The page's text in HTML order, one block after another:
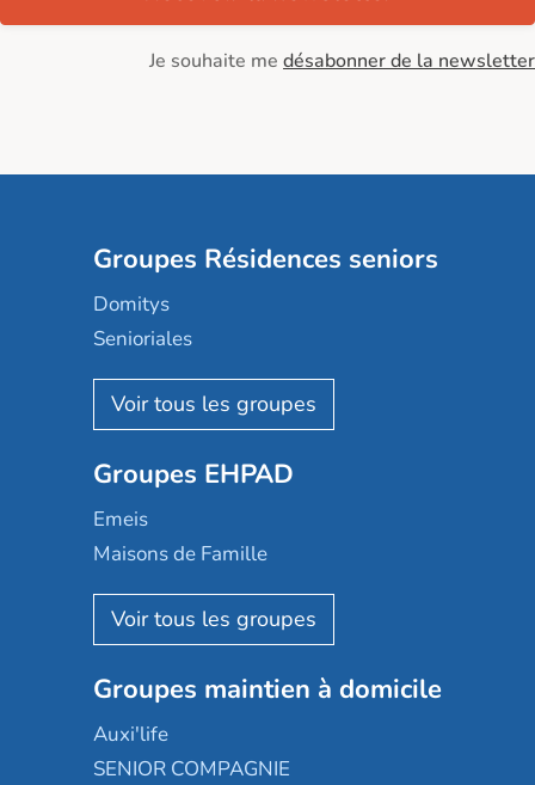
Je souhaite me désabonner de la newsletter
Groupes Résidences seniors
Domitys
Senioriales
Nohée
Les Résidentiels
Mobicap
Domusvi
Happy Senior
Aquarelia
Nexity edenea
Les jardins d'Arcadie
Occitalia
Appartseniors
Groupes EHPAD
Emeis
Maisons de Famille
Korian
Emera
Groupe SOS
Le Noble Âge
Almage
Groupes maintien à domicile
Auxi'life
SENIOR COMPAGNIE